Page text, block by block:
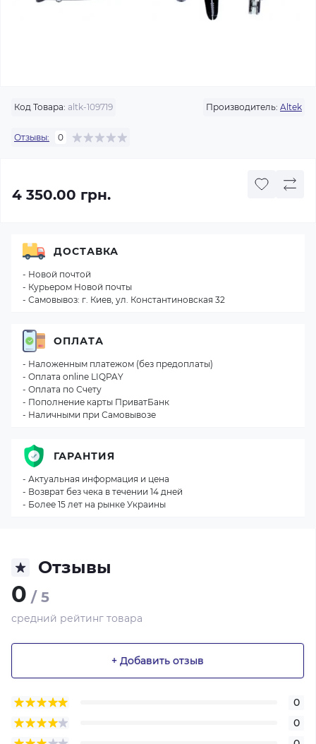
Код Товара: altk-109719 Производитель: Altek
Отзывы: 0
4 350.00 грн.
Отзывы
0 / 5
средний рейтинг товара
+ Добавить отзыв
0
0
ДОСТАВКА
- Новой почтой
- Курьером Новой почты
- Самовывоз: г. Киев, ул. Константиновская 32
ОПЛАТА
- Наложенным платежом (без предоплаты)
- Оплата online LIQPAY
- Оплата по Счету
- Пополнение карты ПриватБанк
- Наличными при Самовывозе
ГАРАНТИЯ
- Актуальная информация и цена
- Возврат без чека в течении 14 дней
- Более 15 лет на рынке Украины